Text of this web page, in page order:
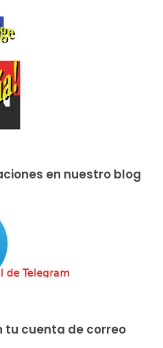
en nuestro blog
tu cuenta de correo